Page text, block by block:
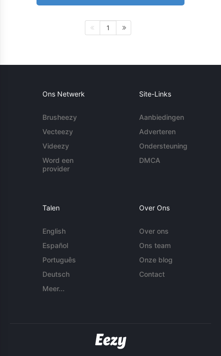
1
Ons Netwerk
Brusheezy
Vecteezy
Videezy
Word een
provider
Site-Links
Aanbiedingen
Adverteren
Ondersteuning
DMCA
Talen
English
Español
Português
Deutsch
Meer...
Over Ons
Over ons
Ons team
Onze blog
Contact